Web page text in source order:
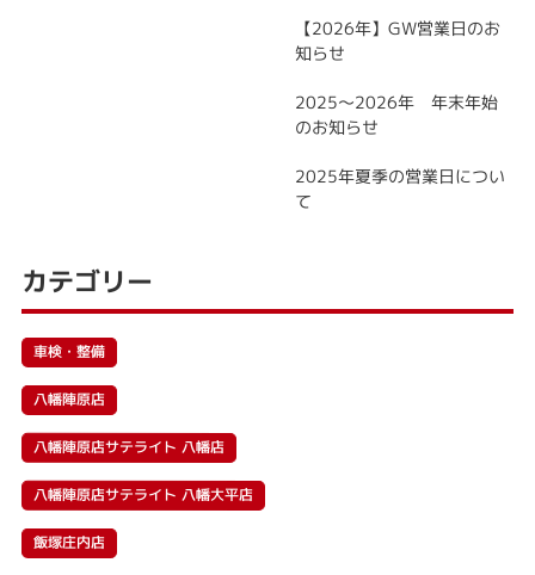
【2026年】GW営業日のお
知らせ
2025～2026年 年末年始
のお知らせ
2025年夏季の営業日につい
て
カテゴリー
車検・整備
八幡陣原店
八幡陣原店サテライト 八幡店
八幡陣原店サテライト 八幡大平店
飯塚庄内店